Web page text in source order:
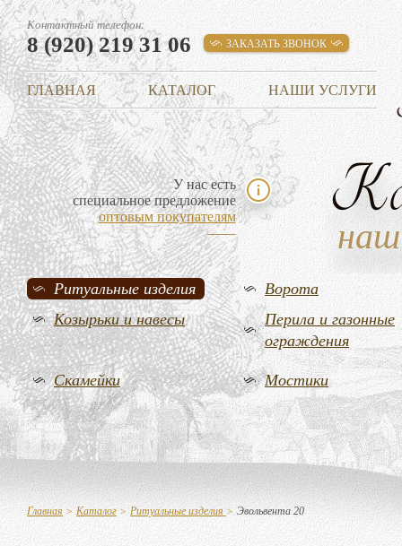
Контактный телефон:
8 (920) 219 31 06 ЗАКАЗАТЬ ЗВОНОК
ГЛАВНАЯ КАТАЛОГ НАШИ УСЛУГИ
У нас есть
специальное предложение
оптовым покупателям
Ритуальные изделия
Ворота
Козырьки и навесы
Перила и газонные
ограждения
Скамейки Мостики
Главная > Каталог> Ритуальные изделия> Эвольвента 20